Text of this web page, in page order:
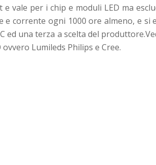
vale per i chip e moduli LED ma
e corrente ogni 1000 ore almeno, e si
ed una terza a scelta del
Lumileds Philips e Cree.